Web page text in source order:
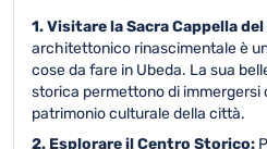
1. Visitare la Sacra Cappella
architettonico rinascimentale è
cose da fare in Ubeda. La sua
storica permettono di immergersi
patrimonio culturale della città.
2. Esplorare il Centro Storico: